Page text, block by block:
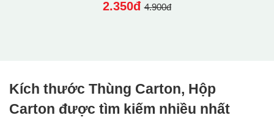
2.350đ 4.900đ
Kích thước Thùng Carton, Hộp
Carton được tìm kiếm nhiều nhất